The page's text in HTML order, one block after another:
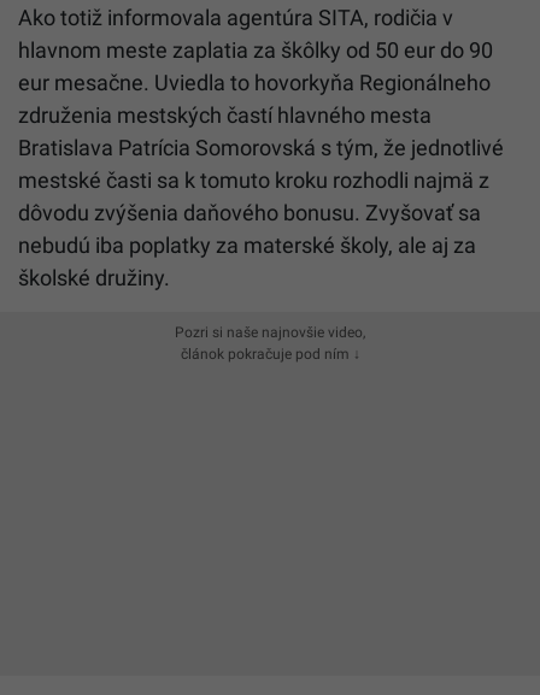
Ako totiž informovala agentúra SITA, rodičia v
hlavnom meste zaplatia za škôlky od 50 eur do 90
eur mesačne. Uviedla to hovorkyňa Regionálneho
združenia mestských častí hlavného mesta
Bratislava Patrícia Somorovská s tým, že jednotlivé
mestské časti sa k tomuto kroku rozhodli najmä z
dôvodu zvýšenia daňového bonusu. Zvyšovať sa
nebudú iba poplatky za materské školy, ale aj za
školské družiny.
Pozri si naše najnovšie video,
článok pokračuje pod ním ↓